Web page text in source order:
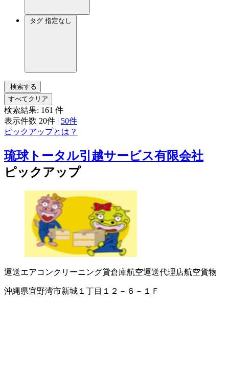
タグ 指定なし
検索する
すべてクリア
検索結果: 161 件
表示件数 20件 | 50件
ピックアップとは？
琉球トータル引越サービス有限会社
ピックアップ
運送エアコンクリーニング貸倉庫航空運送代理店航空貨物
沖縄県宜野湾市新城１丁目１２－６－１Ｆ